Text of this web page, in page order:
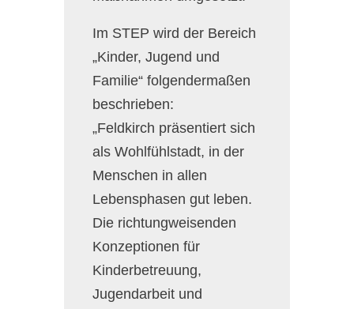
Im STEP wird der Bereich
„Kinder, Jugend und
Familie“ folgendermaßen
beschrieben:
„Feldkirch präsentiert sich
als Wohlfühlstadt, in der
Menschen in allen
Lebensphasen gut leben.
Die richtungweisenden
Konzeptionen für
Kinderbetreuung,
Jugendarbeit und